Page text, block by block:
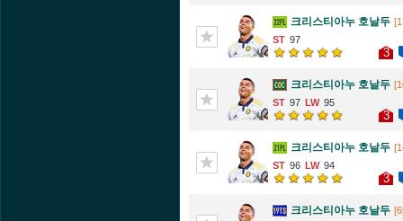
크리스티아누 호날두
97
3
크리스티아누 호날두
97
95
3
크리스티아누 호날두
96
94
3
크리스티아누 호날두